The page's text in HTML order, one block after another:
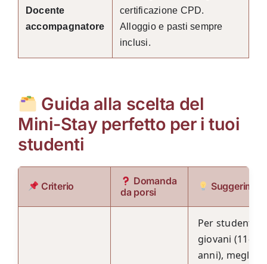
Docente
accompagnatore
certificazione CPD.
Alloggio e pasti sempre
inclusi.
Guida alla scelta del
Mini-Stay perfetto per i tuoi
studenti
Criterio
Domanda
da porsi
Per studenti
giovani (11–13
anni), meglio